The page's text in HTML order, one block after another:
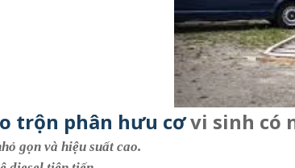
trộn phân hưu cơvi sinh có
gọn và hiệu suất cao.